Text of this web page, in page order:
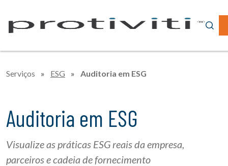
Serviços » ESG » Auditoria em ESG
Auditoria em ESG
Visualize as práticas ESG reais da empresa,
parceiros e cadeia de fornecimento